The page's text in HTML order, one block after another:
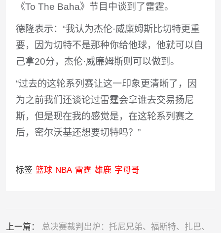
《To The Baha》节目中谈到了雷霆。
德隆表示：“我认为杰伦·威廉姆斯比切特更重
要，因为切特不是那种你给他球，他就可以自
己拿20分，杰伦·威廉姆斯则可以做到。
“过去的这轮系列赛让这一印象更清晰了，因
为之前我们还谈论过雷霆会拿谁去交易扬尼
斯，但是现在我的感觉是，在这轮系列赛之
后，密尔沃基还想要切特吗？”
标签 篮球 NBA 雷霆 雄鹿 字母哥
上一篇： 总决赛裁判出炉：托尼兄弟、福斯特、扎巴、